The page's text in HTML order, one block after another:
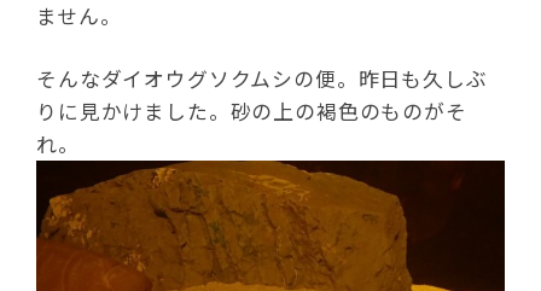
ません。
そんなダイオウグソクムシの便。昨日も久しぶ
りに見かけました。砂の上の褐色のものがそ
れ。